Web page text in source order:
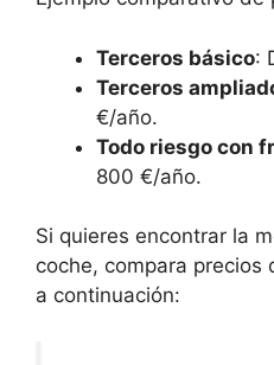
Terceros básico:
Terceros
€/año.
Todo riesgo con
800 €/año.
Si quieres encontrar la
coche, compara precios
a continuación: